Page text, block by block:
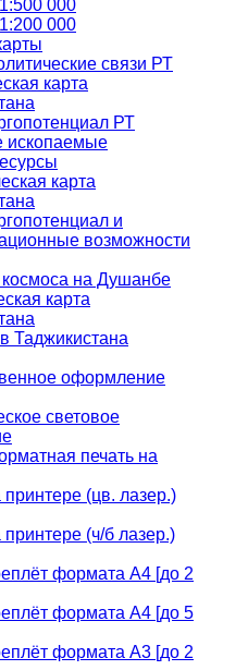
000
000
связи РТ
карта
РТ
ископаемые
карта
и
возможности
космоса на Душанбе
карта
Таджикистана
оформление
световое
печать на
принтере (цв. лазер.)
принтере (ч/б лазер.)
формата А4 [до 2
формата А4 [до 5
формата А3 [до 2